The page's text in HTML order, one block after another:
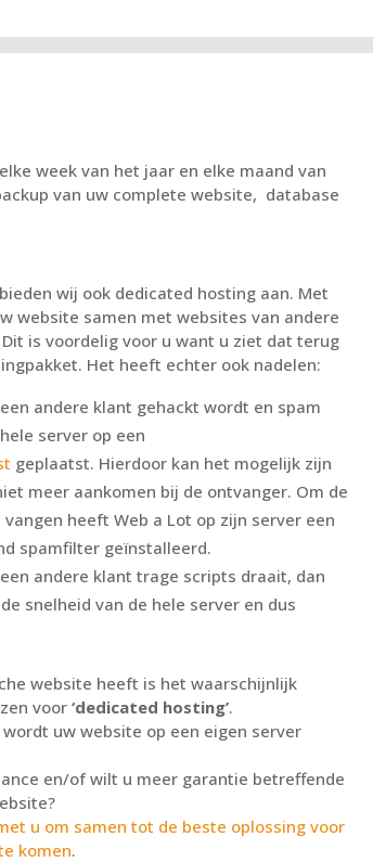
week van het jaar en elke maand van
van uw complete website, database
wij ook dedicated hosting aan. Met
website samen met websites van andere
is voordelig voor u want u ziet dat terug
Het heeft echter ook nadelen:
andere klant gehackt wordt en spam
server op een
geplaatst. Hierdoor kan het mogelijk zijn
meer aankomen bij de ontvanger. Om de
heeft Web a Lot op zijn server een
spamfilter geïnstalleerd.
andere klant trage scripts draait, dan
snelheid van de hele server en dus
website heeft is het waarschijnlijk
voor ‘dedicated hosting’.
uw website op een eigen server
en/of wilt u meer garantie betreffende
u om samen tot de beste oplossing voor
komen.